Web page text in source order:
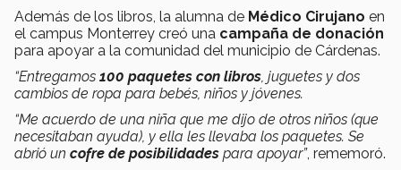
Además de los libros, la alumna de Médico Cirujano en
el campus Monterrey creó una campaña de donación
para apoyar a la comunidad del municipio de Cárdenas.
“Entregamos 100 paquetes con libros, juguetes y dos
cambios de ropa para bebés, niños y jóvenes.
“Me acuerdo de una niña que me dijo de otros niños (que
necesitaban ayuda), y ella les llevaba los paquetes. Se
abrió un cofre de posibilidades para apoyar”, rememoró.